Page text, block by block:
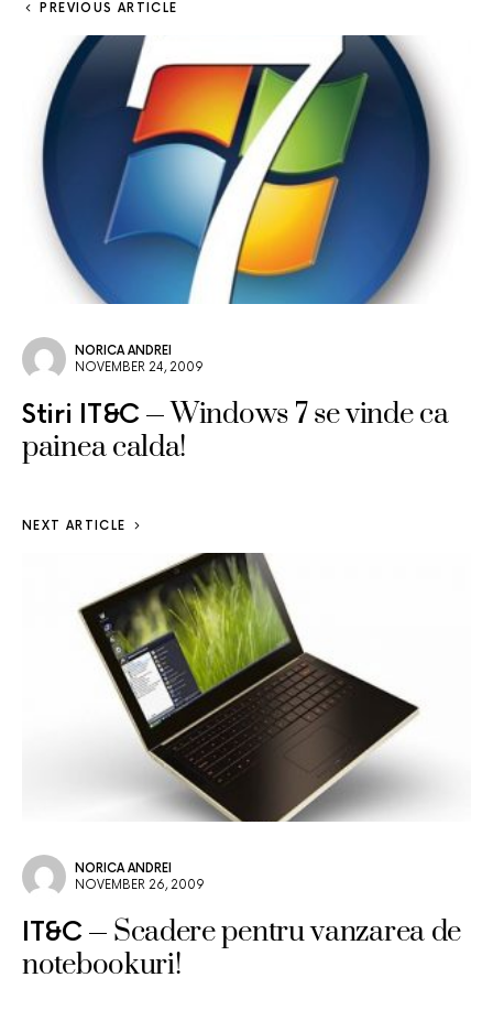
PREVIOUS ARTICLE
NORICA ANDREI
NOVEMBER 24, 2009
Stiri IT&C
Windows 7 se vinde ca
painea calda!
NEXT ARTICLE
NORICA ANDREI
NOVEMBER 26, 2009
IT&C
Scadere pentru vanzarea de
notebookuri!